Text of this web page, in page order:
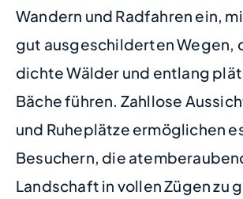
Wandern und Radfahren ein,
gut ausgeschilderten Wegen,
dichte Wälder und entlang
Bäche führen. Zahllose
und Ruheplätze ermöglichen
Besuchern, die
Landschaft in vollen Zügen zu